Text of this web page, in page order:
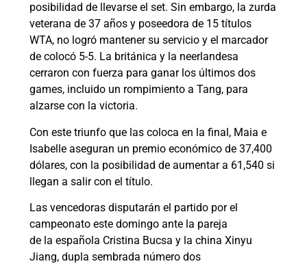
posibilidad de llevarse el set. Sin embargo, la zurda
veterana de 37 años y poseedora de 15 títulos
WTA, no logró mantener su servicio y el marcador
de colocó 5-5. La británica y la neerlandesa
cerraron con fuerza para ganar los últimos dos
games, incluido un rompimiento a Tang, para
alzarse con la victoria.
Con este triunfo que las coloca en la final, Maia e
Isabelle aseguran un premio económico de 37,400
dólares, con la posibilidad de aumentar a 61,540 si
llegan a salir con el título.
Las vencedoras disputarán el partido por el
campeonato este domingo ante la pareja
de la española Cristina Bucsa y la china Xinyu
Jiang, dupla sembrada número dos